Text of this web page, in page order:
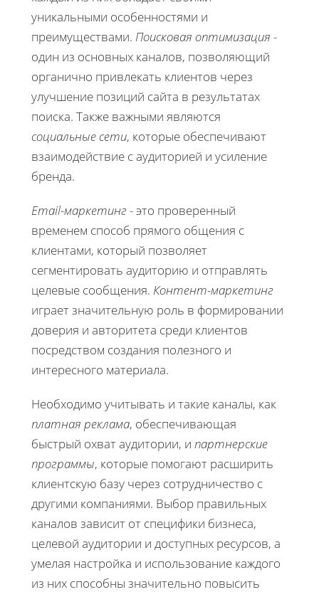
уникальными особенностями и
преимуществами. Поисковая оптимизация -
один из основных каналов, позволяющий
органично привлекать клиентов через
улучшение позиций сайта в результатах
поиска. Также важными являются
социальные сети, которые обеспечивают
взаимодействие с аудиторией и усиление
бренда.
Email-маркетинг - это проверенный
временем способ прямого общения с
клиентами, который позволяет
сегментировать аудиторию и отправлять
целевые сообщения. Контент-маркетинг
играет значительную роль в формировании
доверия и авторитета среди клиентов
посредством создания полезного и
интересного материала.
Необходимо учитывать и такие каналы, как
платная реклама, обеспечивающая
быстрый охват аудитории, и партнерские
программы, которые помогают расширить
клиентскую базу через сотрудничество с
другими компаниями. Выбор правильных
каналов зависит от специфики бизнеса,
целевой аудитории и доступных ресурсов, а
умелая настройка и использование каждого
из них способны значительно повысить